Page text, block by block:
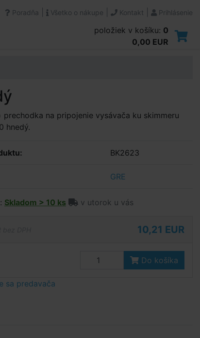
Poradňa Všetko o nákupe Kontakt Prihlásenie
položiek v košíku: 0
0,00 EUR
prechodka na pripojenie vysávača ku skimmeru
hnedý.
BK2623
GRE
Skladom > 10 ks v utorok u vás
10,21 EUR
Do košíka
sa predavača